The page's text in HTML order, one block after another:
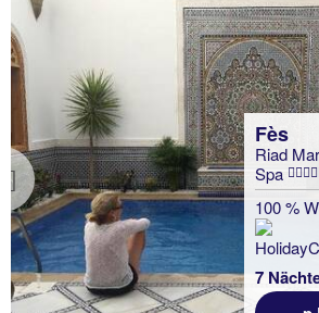
Previous
Fès
Riad
Spa
100 %
7